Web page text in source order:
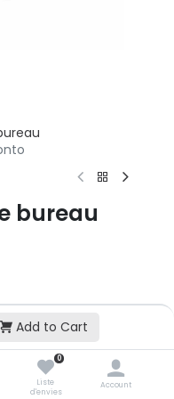
Add to Cart
0
Liste
d'envies
Account
bureau
au panier